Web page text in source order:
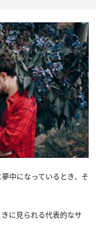
中になっているとき、そ
に見られる代表的なサ